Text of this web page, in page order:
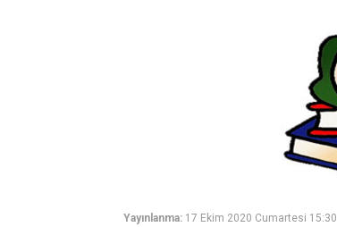
Yayınlanma: 17 Ekim 2020 Cumartesi 15:30